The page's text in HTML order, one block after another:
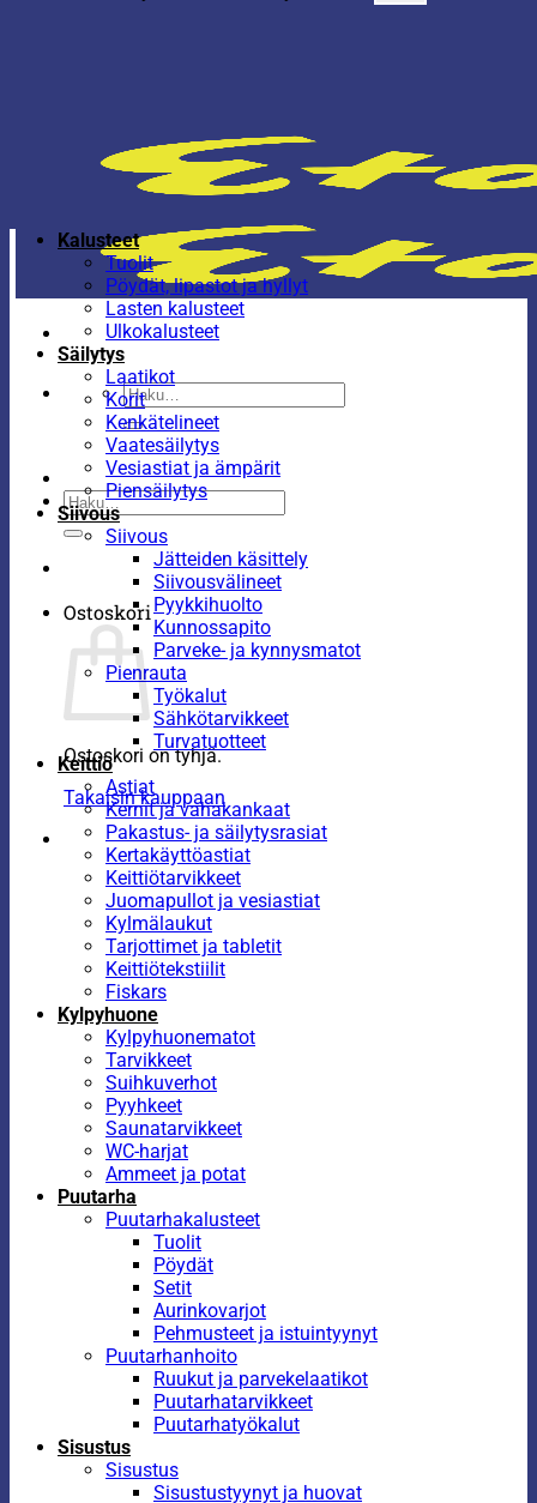
Etsi:
Etsi:
Ostoskori
Ostoskori on tyhjä.
Takaisin kauppaan
Kalusteet
Tuolit
Pöydät, lipastot ja hyllyt
Lasten kalusteet
Ulkokalusteet
Säilytys
Laatikot
Korit
Kenkätelineet
Vaatesäilytys
Vesiastiat ja ämpärit
Piensäilytys
Siivous
Siivous
Jätteiden käsittely
Siivousvälineet
Pyykkihuolto
Kunnossapito
Parveke- ja kynnysmatot
Pienrauta
Työkalut
Sähkötarvikkeet
Turvatuotteet
Keittiö
Astiat
Kernit ja vahakankaat
Pakastus- ja säilytysrasiat
Kertakäyttöastiat
Keittiötarvikkeet
Juomapullot ja vesiastiat
Kylmälaukut
Tarjottimet ja tabletit
Keittiötekstiilit
Fiskars
Kylpyhuone
Kylpyhuonematot
Tarvikkeet
Suihkuverhot
Pyyhkeet
Saunatarvikkeet
WC-harjat
Ammeet ja potat
Puutarha
Puutarhakalusteet
Tuolit
Pöydät
Setit
Aurinkovarjot
Pehmusteet ja istuintyynyt
Puutarhanhoito
Ruukut ja parvekelaatikot
Puutarhatarvikkeet
Puutarhatyökalut
Sisustus
Sisustus
Sisustustyynyt ja huovat